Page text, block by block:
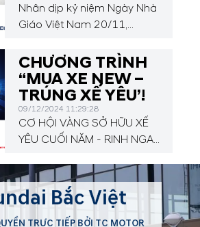
Nhân dịp kỷ niệm Ngày Nhà
Giáo Việt Nam 20/11,
đến cho quý khách hàng
chương trình khuyến mại với
các dịch vụ chăm sóc xe
chất lượng cao và những ưu
đãi cực kì hấp dẫn!
CHƯƠNG TRÌNH
“MUA XE NEW –
TRÚNG XẾ YÊU’!
09/12/2024 11:29:28
CƠ HỘI VÀNG SỞ HỮU XẾ
YÊU CUỐI NĂM - RINH NGAY
HYUNDAI GIẢI PHÓNG
Bắc Việt
TRỰC TIẾP BỞI TC MOTOR